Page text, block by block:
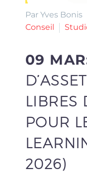
Par Yves Bonis
Conseil
09
LIBRES
POUR
2026)